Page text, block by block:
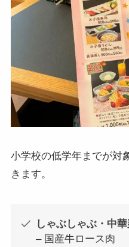
小学校の低学年までが対
きます。
しゃぶしゃぶ・中
– 国産牛ロース肉